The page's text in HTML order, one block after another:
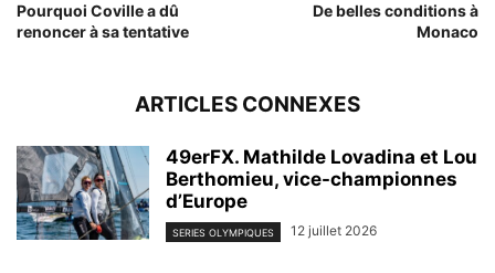
Pourquoi Coville a dû
renoncer à sa tentative
De belles conditions à
Monaco
ARTICLES CONNEXES
49erFX. Mathilde Lovadina et Lou
Berthomieu, vice-championnes
d’Europe
SERIES OLYMPIQUES 12 juillet 2026